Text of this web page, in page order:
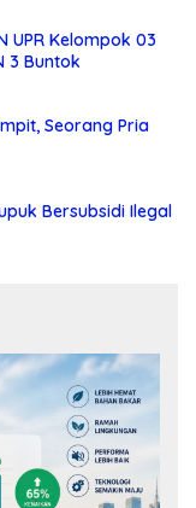
UPR Kelompok 03
3 Buntok
Seorang Pria
Bersubsidi Ilegal